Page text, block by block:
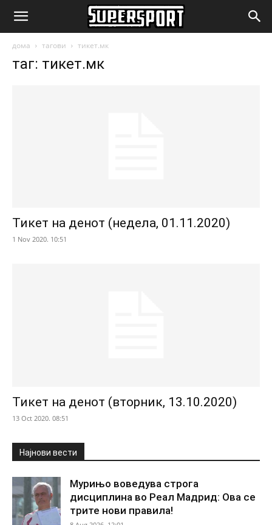
SuperSport.mk
дома тагови тикет.мк
таг: тикет.мк
Тикет на денот (недела, 01.11.2020)
1 Nov 2020. 10:51
Тикет на денот (вторник, 13.10.2020)
13 Oct 2020. 08:51
Најнови вести
Мурињо воведува строга
дисциплина во Реал Мадрид: Ова се
трите нови правила!